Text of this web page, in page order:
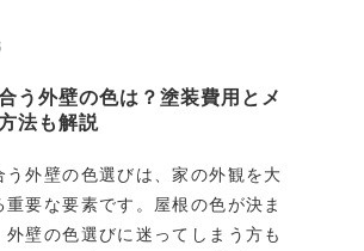
う外壁の色は？塗装費用とメ
法も解説
う外壁の色選びは、家の外観を大
重要な要素です。屋根の色が決ま
外壁の色選びに迷ってしまう方も